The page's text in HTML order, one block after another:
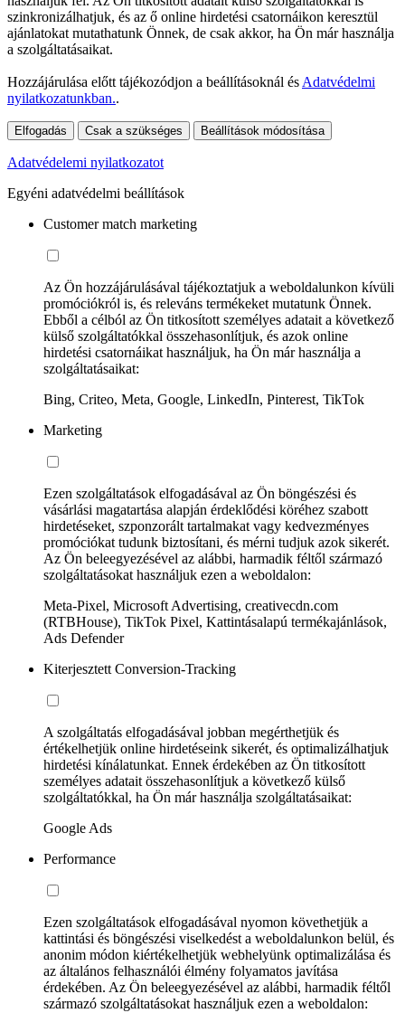
szinkronizálhatjuk, és az ő online hirdetési csatornáikon keresztül
ajánlatokat mutathatunk Önnek, de csak akkor, ha Ön már használja
a szolgáltatásaikat.
Hozzájárulása előtt tájékozódjon a beállításoknál és Adatvédelmi
nyilatkozatunkban..
Elfogadás Csak a szükséges Beállítások módosítása
Adatvédelemi nyilatkozatot
Egyéni adatvédelmi beállítások
Customer match marketing
Az Ön hozzájárulásával tájékoztatjuk a weboldalunkon kívüli
promóciókról is, és releváns termékeket mutatunk Önnek.
Ebből a célból az Ön titkosított személyes adatait a következő
külső szolgáltatókkal összehasonlítjuk, és azok online
hirdetési csatornáikat használjuk, ha Ön már használja a
szolgáltatásaikat:
Bing, Criteo, Meta, Google, LinkedIn, Pinterest, TikTok
Marketing
Ezen szolgáltatások elfogadásával az Ön böngészési és
vásárlási magatartása alapján érdeklődési köréhez szabott
hirdetéseket, szponzorált tartalmakat vagy kedvezményes
promóciókat tudunk biztosítani, és mérni tudjuk azok sikerét.
Az Ön beleegyezésével az alábbi, harmadik féltől származó
szolgáltatásokat használjuk ezen a weboldalon:
Meta-Pixel, Microsoft Advertising, creativecdn.com
(RTBHouse), TikTok Pixel, Kattintásalapú termékajánlások,
Ads Defender
Kiterjesztett Conversion-Tracking
A szolgáltatás elfogadásával jobban megérthetjük és
értékelhetjük online hirdetéseink sikerét, és optimalizálhatjuk
hirdetési kínálatunkat. Ennek érdekében az Ön titkosított
személyes adatait összehasonlítjuk a következő külső
szolgáltatókkal, ha Ön már használja szolgáltatásaikat:
Google Ads
Performance
Ezen szolgáltatások elfogadásával nyomon követhetjük a
kattintási és böngészési viselkedést a weboldalunkon belül, és
anonim módon kiértékelhetjük webhelyünk optimalizálása és
az általános felhasználói élmény folyamatos javítása
érdekében. Az Ön beleegyezésével az alábbi, harmadik féltől
származó szolgáltatásokat használjuk ezen a weboldalon: